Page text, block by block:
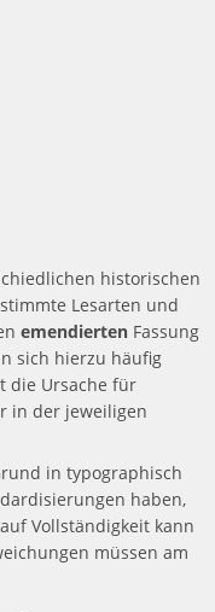
historischen
Lesarten und
emendierten Fassung
sich hierzu häufig
die Ursache für
in der jeweiligen
in typographisch
haben,
Vollständigkeit kann
müssen am